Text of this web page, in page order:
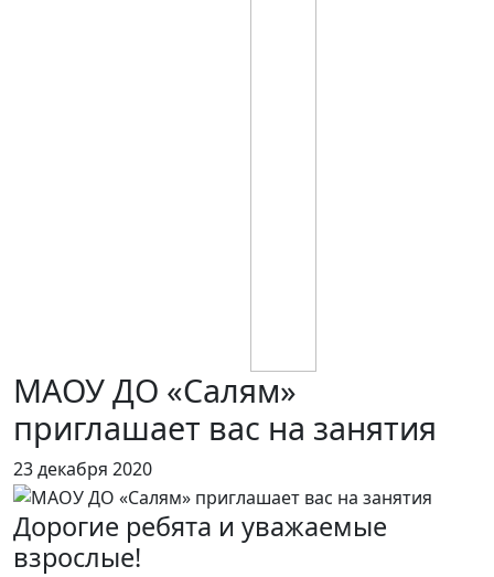
МАОУ ДО «Салям»
приглашает вас на занятия
23 декабря 2020
Дорогие ребята и уважаемые
взрослые!